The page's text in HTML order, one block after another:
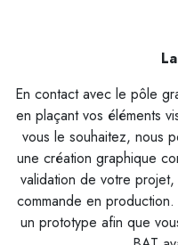
En contact avec le pôle
en plaçant vos éléments
vous le souhaitez, nous
une création graphique
validation de votre
commande en
un prototype afin que